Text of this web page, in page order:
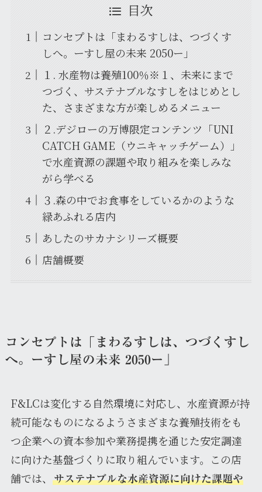
目次
コンセプトは「まわるすしは、つづくす
しへ。ーすし屋の未来 2050ー」
１. 水産物は養殖100％※１、未来にまで
つづく、サステナブルなすしをはじめとし
た、さまざまな方が楽しめるメニュー
２.デジローの万博限定コンテンツ「UNI
CATCH GAME（ウニキャッチゲーム）」
で水産資源の課題や取り組みを楽しみな
がら学べる
３.森の中でお食事をしているかのような
緑あふれる店内
あしたのサカナシリーズ概要
店舗概要
コンセプトは「まわるすしは、つづくすし
へ。ーすし屋の未来 2050ー」
F&LCは変化する自然環境に対応し、水産資源が持
続可能なものになるようさまざまな養殖技術をも
つ企業への資本参加や業務提携を通じた安定調達
に向けた基盤づくりに取り組んでいます。この店
舗では、
サステナブルな水産資源に向けた課題や